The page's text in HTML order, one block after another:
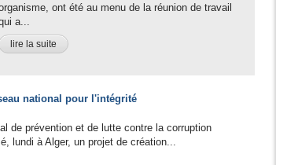
ont été au menu de la réunion de travail
a...
lire la suite
national pour l'intégrité
de prévention et de lutte contre la corruption
lundi à Alger, un projet de création...